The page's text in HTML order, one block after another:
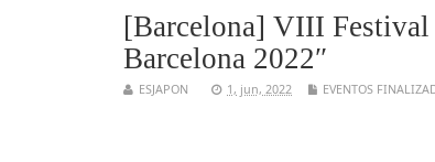
[Barcelona] VIII Festival
Barcelona 2022″
ESJAPON 1, jun, 2022 EVENTOS